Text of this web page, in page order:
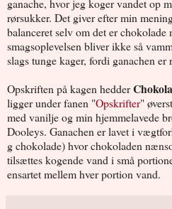
ganache, hvor jeg koger vandet op
rørsukker. Det giver efter min
balanceret selv om det er chokolade
smagsoplevelsen bliver ikke så
slags tunge kager, fordi ganachen er
Opskriften på kagen hedder
ligger under fanen "Opskrifter"
med vanilje og min hjemmelavede
Dooleys. Ganachen er lavet i
g chokolade) hvor chokoladen
tilsættes kogende vand i små
ensartet mellem hver portion vand.